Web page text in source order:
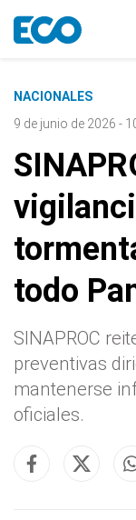
NACIONALES
9 de junio de 2026 -
todo
SINAPROC
preventivas
mantenerse
oficiales.